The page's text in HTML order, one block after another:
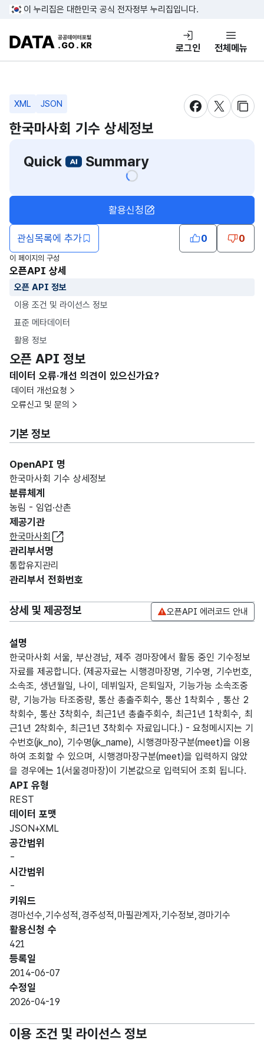
콘텐츠 바로가기
푸터 바로가기
이 누리집은 대한민국 공식 전자정부 누리집입니다.
DATA.GO.KR 공공데이터포털
로그인 전체메뉴
XML JSON
새창 열림새창 열림
새창
한국마사회 기수 상세정보
Quick
Summary
관심목록에 추가
활용신청
0 0
이 페이지의 구성
오픈API 상세
오픈 API 정보
이용 조건 및 라이선스 정보
표준 메타데이터
활용 정보
오픈 API 정보
데이터 오류·개선 의견이 있으신가요?
데이터 개선요청
오류신고 및 문의
기본 정보
OpenAPI 명
한국마사회 기수 상세정보
분류체계
농림 - 임업·산촌
제공기관
한국마사회
관리부서명
통합유지관리
관리부서 전화번호
상세 및 제공정보 오픈API 에러코드 안내
설명
한국마사회 서울, 부산경남, 제주 경마장에서 활동 중인 기수정보
자료를 제공합니다. (제공자료는 시행경마장명, 기수명, 기수번호,
소속조, 생년월일, 나이, 데뷔일자, 은퇴일자, 기능가능 소속조중
량, 기능가능 타조중량, 통산 총출주회수, 통산 1착회수 , 통산 2
착회수, 통산 3착회수, 최근1년 총출주회수, 최근1년 1착회수, 최
근1년 2착회수, 최근1년 3착회수 자료입니다.) - 요청메시지는 기
수번호(jk_no), 기수명(jk_name), 시행경마장구분(meet)을 이용
하여 조회할 수 있으며, 시행경마장구분(meet)을 입력하지 않았
을 경우에는 1(서울경마장)이 기본값으로 입력되어 조회 됩니다.
API 유형
REST
데이터 포맷
JSON+XML
공간범위
-
시간범위
-
키워드
경마선수,기수성적,경주성적,마필관계자,기수정보,경마기수
활용신청 수
421
등록일
2014-06-07
수정일
2026-04-19
이용 조건 및 라이선스 정보